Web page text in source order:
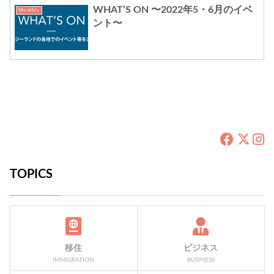
Monthly
WHAT’S ON 〜2022年5・6月のイベ
ント〜
TOPICS
移住
IMMIGRATION
ビジネス
BUSINESS